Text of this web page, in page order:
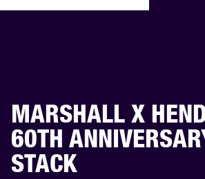
MARSHALL X
60TH
STACK